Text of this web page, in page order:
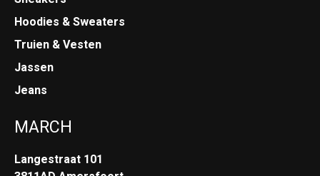
Hoodies & Sweaters
Truien & Vesten
Jassen
Jeans
MARCH
Langestraat 101